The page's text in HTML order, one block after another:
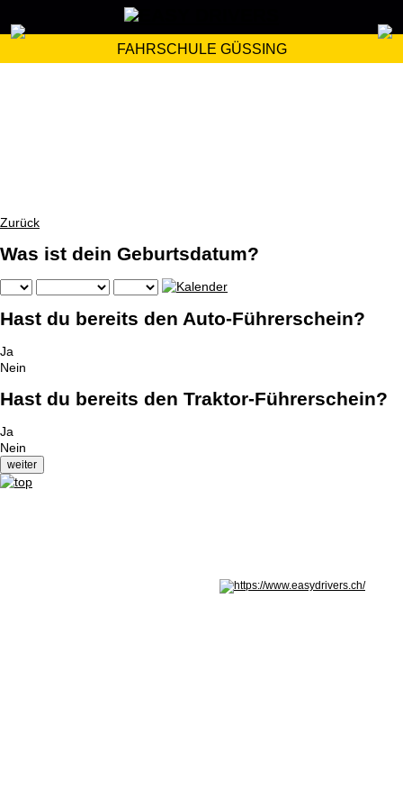
FAHRSCHULE GÜSSING
Zurück
Was ist dein Geburtsdatum?
Hast du bereits den Auto-Führerschein?
Ja
Nein
Hast du bereits den Traktor-Führerschein?
Ja
Nein